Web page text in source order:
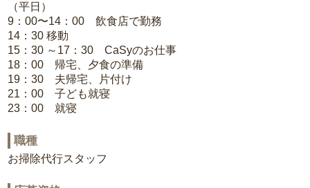
（平日）
9：00〜14：00 飲食店で勤務
14：30 移動
15：30 ～17：30 CaSyのお仕事
18：00 帰宅、夕食の準備
19：30 夫帰宅、片付け
21：00 子ども就寝
23：00 就寝
職種
お掃除代行スタッフ